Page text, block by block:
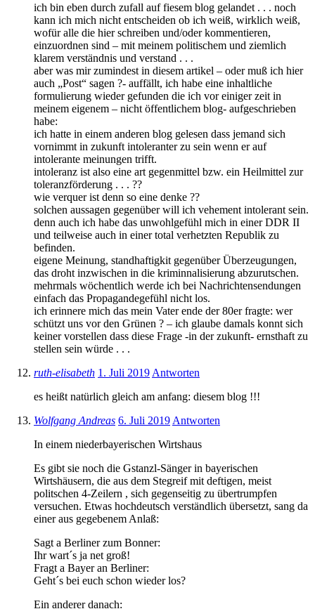
ich bin eben durch zufall auf fiesem blog gelandet . . . noch
kann ich mich nicht entscheiden ob ich weiß, wirklich weiß,
wofür alle die hier schreiben und/oder kommentieren,
einzuordnen sind – mit meinem politischem und ziemlich
klarem verständnis und verstand . . .
aber was mir zumindest in diesem artikel – oder muß ich hier
auch „Post“ sagen ?- auffällt, ich habe eine inhaltliche
formulierung wieder gefunden die ich vor einiger zeit in
meinem eigenem – nicht öffentlichem blog- aufgeschrieben
habe:
ich hatte in einem anderen blog gelesen dass jemand sich
vornimmt in zukunft intoleranter zu sein wenn er auf
intolerante meinungen trifft.
intoleranz ist also eine art gegenmittel bzw. ein Heilmittel zur
toleranzförderung . . . ??
wie verquer ist denn so eine denke ??
solchen aussagen gegenüber will ich vehement intolerant sein.
denn auch ich habe das unwohlgefühl mich in einer DDR II
und teilweise auch in einer total verhetzten Republik zu
befinden.
eigene Meinung, standhaftigkit gegenüber Überzeugungen,
das droht inzwischen in die kriminnalisierung abzurutschen.
mehrmals wöchentlich werde ich bei Nachrichtensendungen
einfach das Propagandegefühl nicht los.
ich erinnere mich das mein Vater ende der 80er fragte: wer
schützt uns vor den Grünen ? – ich glaube damals konnt sich
keiner vorstellen dass diese Frage -in der zukunft- ernsthaft zu
stellen sein würde . . .
ruth-elisabeth 1. Juli 2019 Antworten
es heißt natürlich gleich am anfang: diesem blog !!!
Wolfgang Andreas 6. Juli 2019 Antworten
In einem niederbayerischen Wirtshaus
Es gibt sie noch die Gstanzl-Sänger in bayerischen
Wirtshäusern, die aus dem Stegreif mit deftigen, meist
politschen 4-Zeilern , sich gegenseitig zu übertrumpfen
versuchen. Etwas hochdeutsch verständlich übersetzt, sang da
einer aus gegebenem Anlaß:
Sagt a Berliner zum Bonner:
Ihr wart´s ja net groß!
Fragt a Bayer an Berliner:
Geht´s bei euch schon wieder los?
Ein anderer danach: